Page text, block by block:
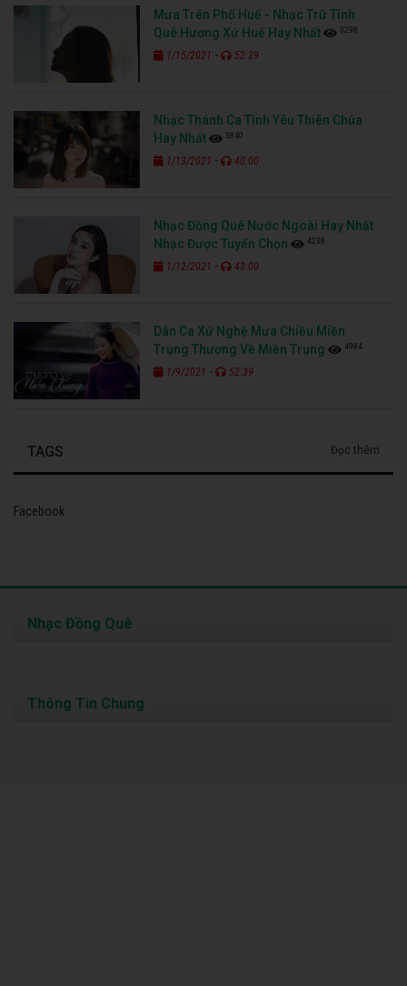
Mưa Trên Phố Huế - Nhạc Trữ Tình
Quê Hương Xứ Huế Hay Nhất
3298
1/15/2021 - 52:39
Nhạc Thánh Ca Tình Yêu Thiên Chúa
Hay Nhất
3840
1/13/2021 - 40:00
Nhạc Đồng Quê Nước Ngoài Hay Nhất
Nhạc Được Tuyển Chọn
4238
1/12/2021 - 43:00
Dân Ca Xứ Nghệ Mưa Chiều Miền
Trung Thương Về Miền Trung
4984
1/9/2021 - 52:39
TAGS Đọc thêm
Facebook
Nhạc Đồng Quê
Thông Tin Chung